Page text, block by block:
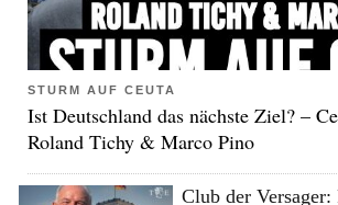
STURM AUF CEUTA
Ist Deutschland das nächste Ziel? –
Roland Tichy & Marco Pino
Club der Versager: